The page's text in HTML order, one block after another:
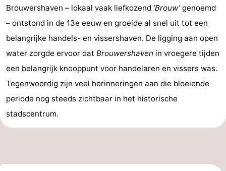
Hof
Haamstede
Schouwse
-
Haert
Wijde
-
Village
Zeeuwse
Brouwershaven – lokaal vaak liefkozend ‘Brouw’genoemd
– ontstond in de 13e eeuw en groeide al snel uit tot een
belangrijke handels- en vissershaven. De ligging aan open
water zorgde ervoor dat Brouwershaven in vroegere tijden
een belangrijk knooppunt voor handelaren en vissers was.
Tegenwoordig zijn veel herinneringen aan die bloeiende
periode nog steeds zichtbaar in het historische
stadscentrum.